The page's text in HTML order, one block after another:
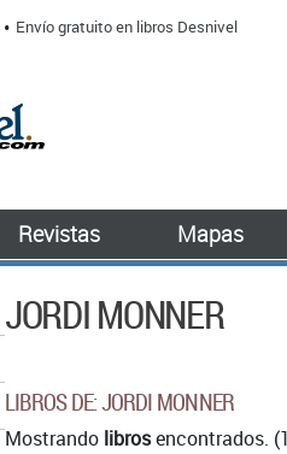
Envío gratuito en libros Desnivel
Revistas Mapas
JORDI MONNER
LIBROS DE: JORDI MONNER
Mostrando librosencontrados.